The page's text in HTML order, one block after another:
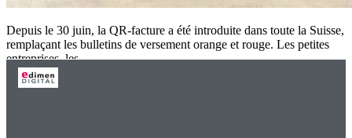
Depuis le 30 juin, la QR-facture a été introduite dans toute la Suisse,
remplaçant les bulletins de versement orange et rouge. Les petites
entreprises, les